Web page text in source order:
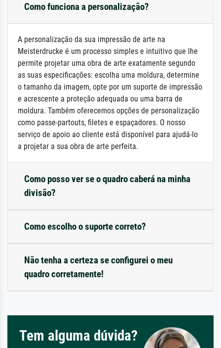
Como funciona a personalização?
A personalização da sua impressão de arte na
Meisterdrucke é um processo simples e intuitivo que lhe
permite projetar uma obra de arte exatamente segundo
as suas especificações: escolha uma moldura, determine
o tamanho da imagem, opte por um suporte de impressão
e acrescente a proteção adequada ou uma barra de
moldura. Também oferecemos opções de personalização
como passe-partouts, filetes e espaçadores. O nosso
serviço de apoio ao cliente está disponível para ajudá-lo
a projetar a sua obra de arte perfeita.
Como posso ver se o quadro caberá na minha
divisão?
Como escolho o suporte correto?
Não tenha a certeza se configurei o meu
quadro corretamente!
Tem alguma dúvida?